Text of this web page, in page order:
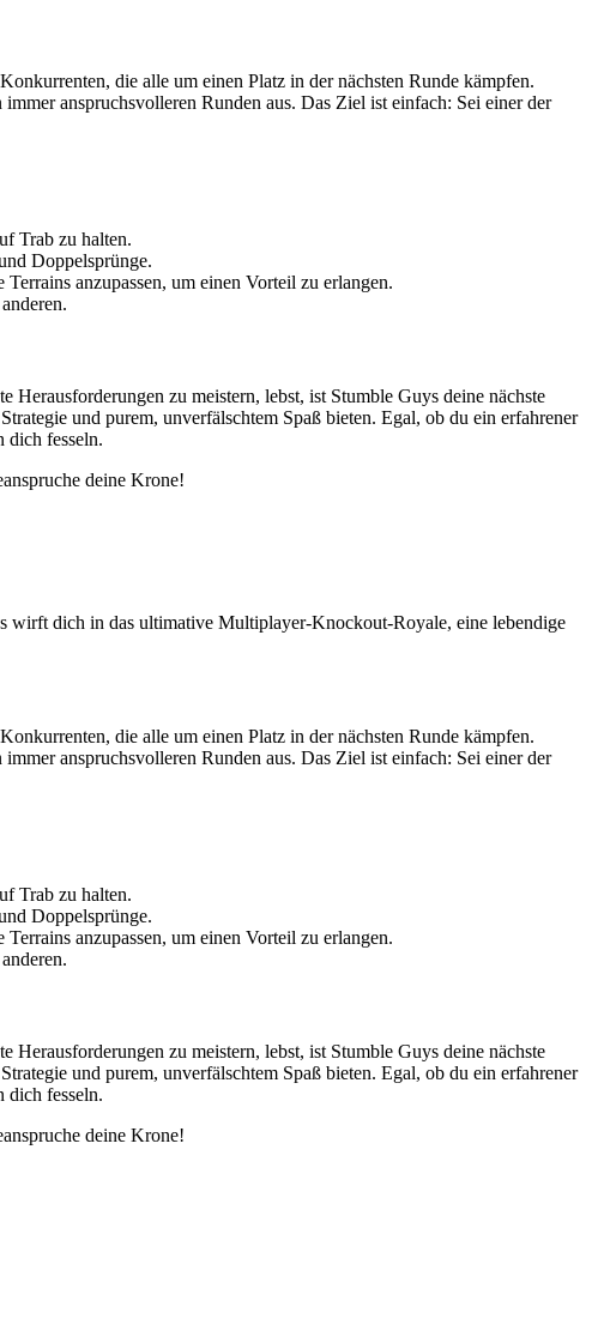
die alle um einen Platz in der nächsten Runde kämpfen.
anspruchsvolleren Runden aus. Das Ziel ist einfach: Sei einer der
Trab zu halten.
Doppelsprünge.
anzupassen, um einen Vorteil zu erlangen.
zu meistern, lebst, ist Stumble Guys deine nächste
und purem, unverfälschtem Spaß bieten. Egal, ob du ein erfahrener
dich fesseln.
deine Krone!
wirft dich in das ultimative Multiplayer-Knockout-Royale, eine lebendige
die alle um einen Platz in der nächsten Runde kämpfen.
anspruchsvolleren Runden aus. Das Ziel ist einfach: Sei einer der
Trab zu halten.
Doppelsprünge.
anzupassen, um einen Vorteil zu erlangen.
zu meistern, lebst, ist Stumble Guys deine nächste
und purem, unverfälschtem Spaß bieten. Egal, ob du ein erfahrener
dich fesseln.
deine Krone!